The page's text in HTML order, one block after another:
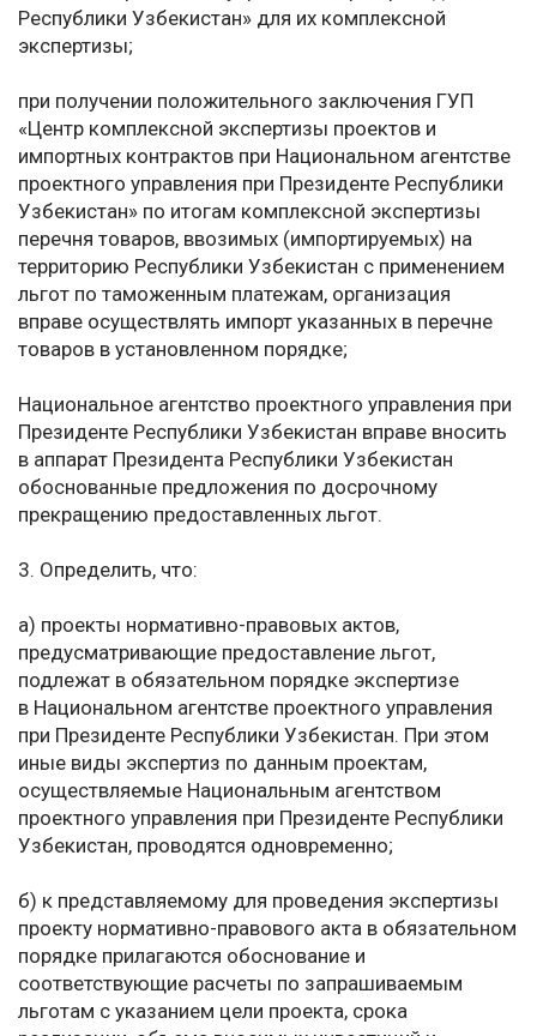
Республики Узбекистан» для их комплексной
экспертизы;
при получении положительного заключения ГУП
«Центр комплексной экспертизы проектов и
импортных контрактов при Национальном агентстве
проектного управления при Президенте Республики
Узбекистан» по итогам комплексной экспертизы
перечня товаров, ввозимых (импортируемых) на
территорию Республики Узбекистан с применением
льгот по таможенным платежам, организация
вправе осуществлять импорт указанных в перечне
товаров в установленном порядке;
Национальное агентство проектного управления при
Президенте Республики Узбекистан вправе вносить
в аппарат Президента Республики Узбекистан
обоснованные предложения по досрочному
прекращению предоставленных льгот.
3. Определить, что:
а) проекты нормативно-правовых актов,
предусматривающие предоставление льгот,
подлежат в обязательном порядке экспертизе
в Национальном агентстве проектного управления
при Президенте Республики Узбекистан. При этом
иные виды экспертиз по данным проектам,
осуществляемые Национальным агентством
проектного управления при Президенте Республики
Узбекистан, проводятся одновременно;
б) к представляемому для проведения экспертизы
проекту нормативно-правового акта в обязательном
порядке прилагаются обоснование и
соответствующие расчеты по запрашиваемым
льготам с указанием цели проекта, срока